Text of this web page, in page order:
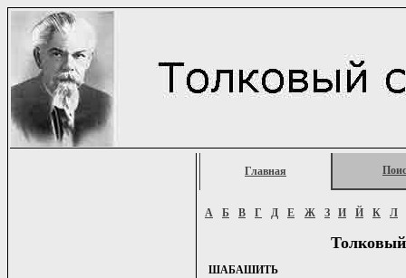
Главная
А Б В Г Д Е Ж З И Й К Л
ШАБАШИТЬ